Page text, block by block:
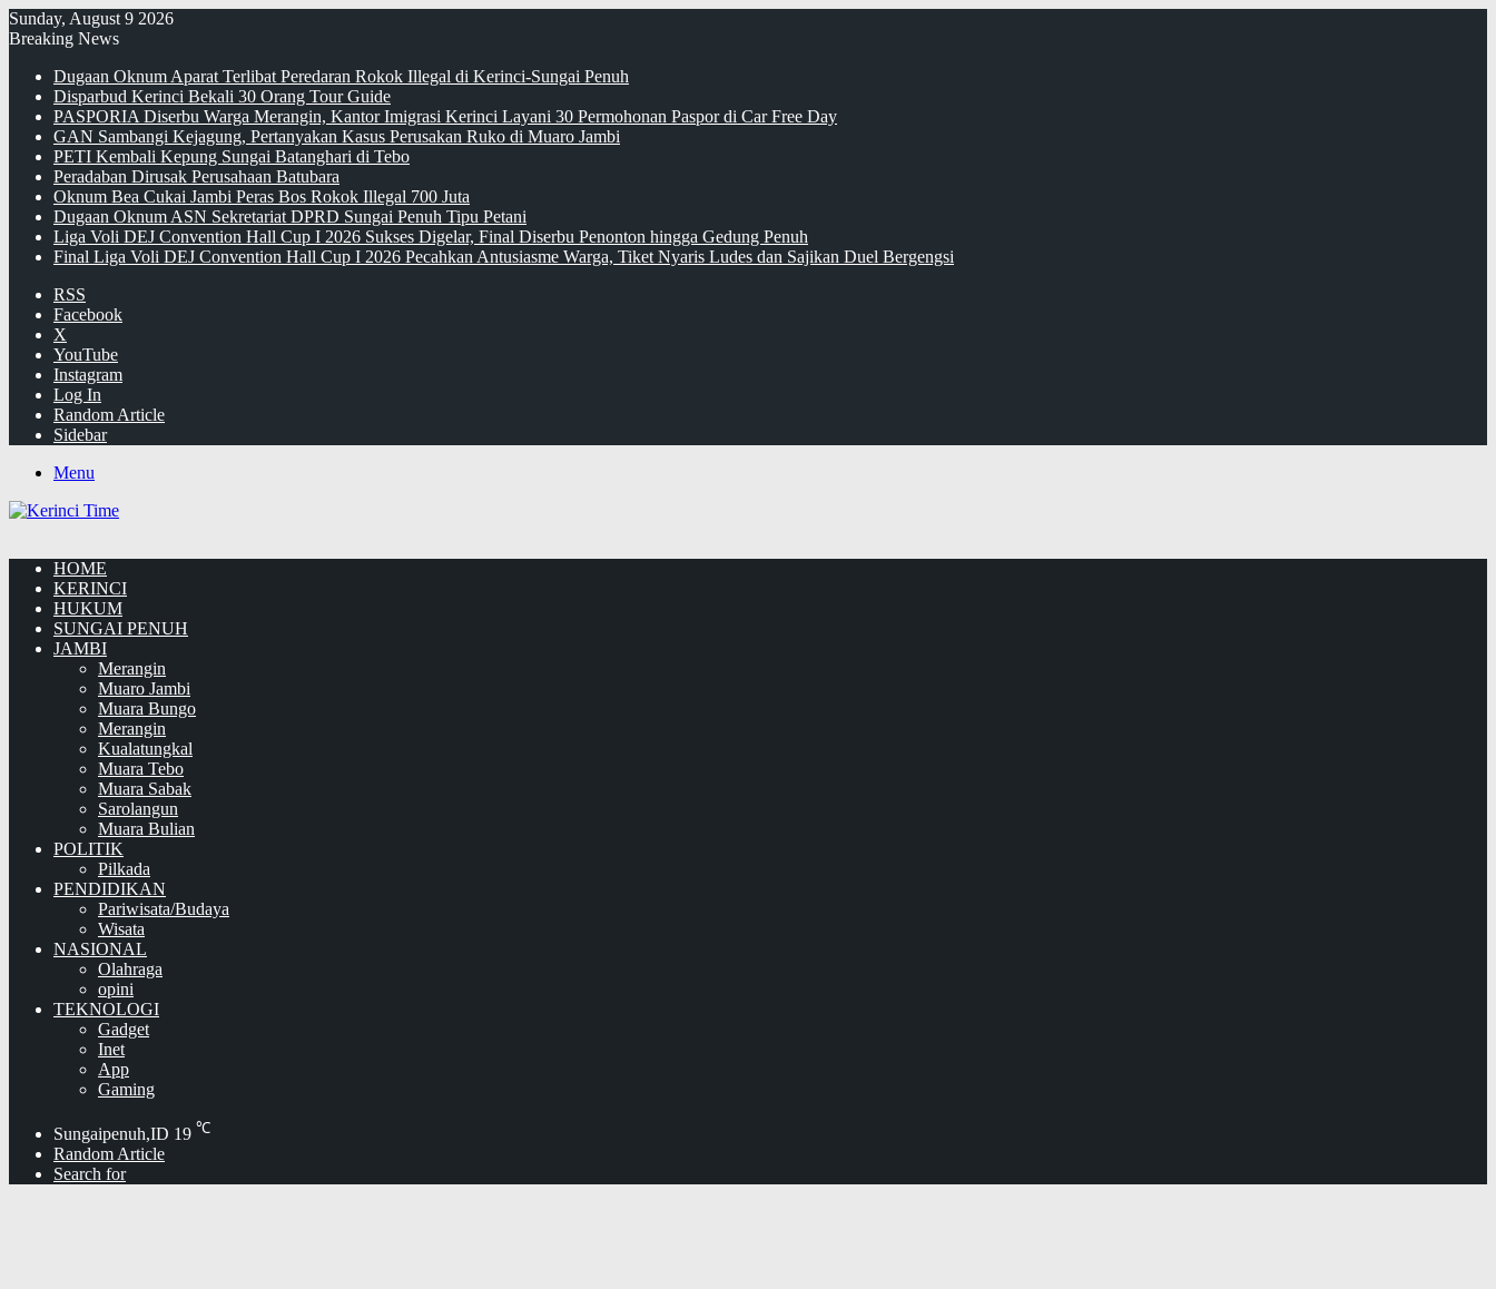
Sunday, August 9 2026
Breaking News
Dugaan Oknum Aparat Terlibat Peredaran Rokok Illegal di Kerinci-Sungai Penuh
Disparbud Kerinci Bekali 30 Orang Tour Guide
PASPORIA Diserbu Warga Merangin, Kantor Imigrasi Kerinci Layani 30 Permohonan Paspor di Car Free Day
GAN Sambangi Kejagung, Pertanyakan Kasus Perusakan Ruko di Muaro Jambi
PETI Kembali Kepung Sungai Batanghari di Tebo
Peradaban Dirusak Perusahaan Batubara
Oknum Bea Cukai Jambi Peras Bos Rokok Illegal 700 Juta
Dugaan Oknum ASN Sekretariat DPRD Sungai Penuh Tipu Petani
Liga Voli DEJ Convention Hall Cup I 2026 Sukses Digelar, Final Diserbu Penonton hingga Gedung Penuh
Final Liga Voli DEJ Convention Hall Cup I 2026 Pecahkan Antusiasme Warga, Tiket Nyaris Ludes dan Sajikan Duel Bergengsi
RSS
Facebook
X
YouTube
Instagram
Log In
Random Article
Sidebar
Menu
HOME
KERINCI
HUKUM
SUNGAI PENUH
JAMBI
Merangin
Muaro Jambi
Muara Bungo
Merangin
Kualatungkal
Muara Tebo
Muara Sabak
Sarolangun
Muara Bulian
POLITIK
Pilkada
PENDIDIKAN
Pariwisata/Budaya
Wisata
NASIONAL
Olahraga
opini
TEKNOLOGI
Gadget
Inet
App
Gaming
Sungaipenuh,ID 19 ℃
Random Article
Search for